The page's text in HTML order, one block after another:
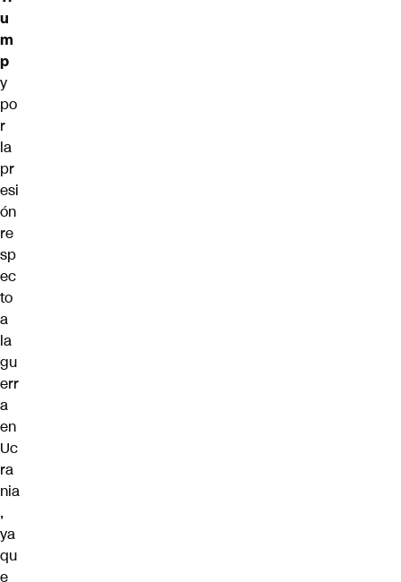
u
m
p
y
po
r
la
pr
esi
ón
re
sp
ec
to
a
la
gu
err
a
en
Uc
ra
nia
,
ya
qu
e